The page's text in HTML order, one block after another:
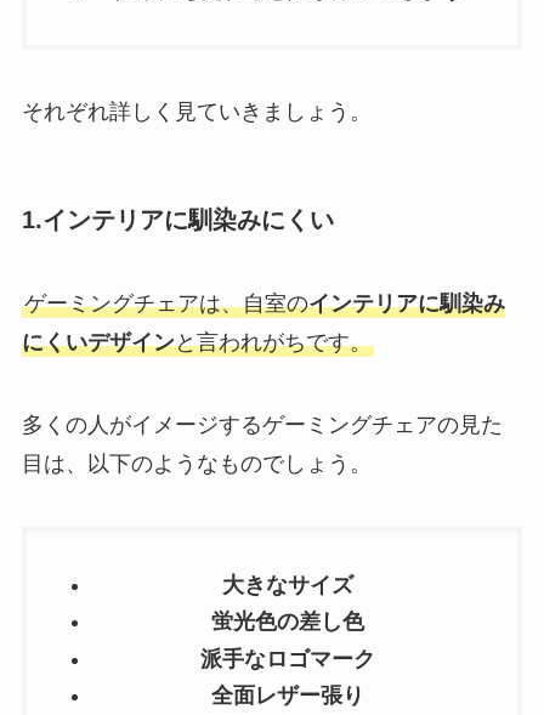
それぞれ詳しく見ていきましょう。
1.インテリアに馴染みにくい
ゲーミングチェアは、自室のインテリアに馴染み
にくいデザインと言われがちです。
多くの人がイメージするゲーミングチェアの見た
目は、以下のようなものでしょう。
大きなサイズ
蛍光色の差し色
派手なロゴマーク
全面レザー張り